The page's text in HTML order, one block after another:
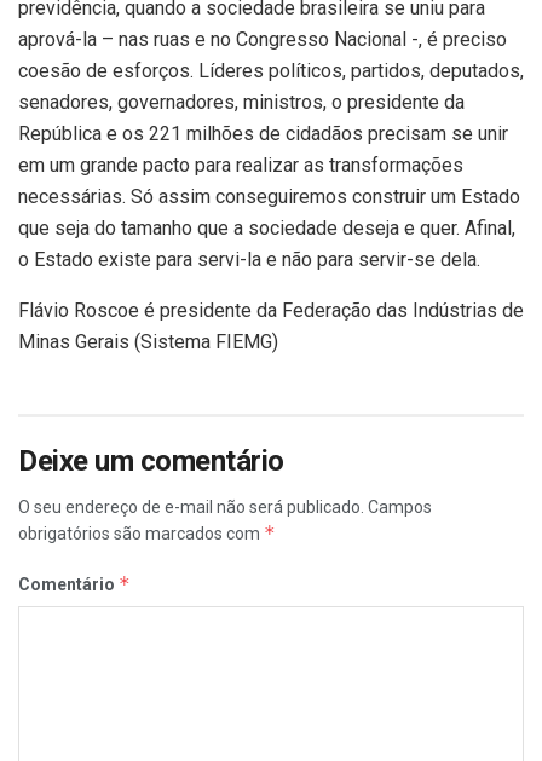
previdência, quando a sociedade brasileira se uniu para
aprová-la – nas ruas e no Congresso Nacional -, é preciso
coesão de esforços. Líderes políticos, partidos, deputados,
senadores, governadores, ministros, o presidente da
República e os 221 milhões de cidadãos precisam se unir
em um grande pacto para realizar as transformações
necessárias. Só assim conseguiremos construir um Estado
que seja do tamanho que a sociedade deseja e quer. Afinal,
o Estado existe para servi-la e não para servir-se dela.
Flávio Roscoe é presidente da Federação das Indústrias de
Minas Gerais (Sistema FIEMG)
Deixe um comentário
O seu endereço de e-mail não será publicado. Campos
obrigatórios são marcados com *
Comentário *